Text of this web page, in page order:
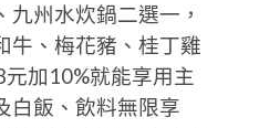
九州水炊鍋二選一，
牛、梅花豬、桂丁雞
加10%就能享用主
白飯、飲料無限享